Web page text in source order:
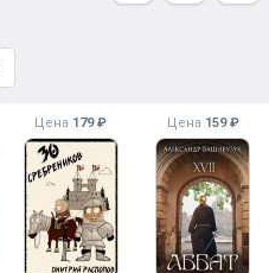
Цена 179 ₽ Цена 159 ₽